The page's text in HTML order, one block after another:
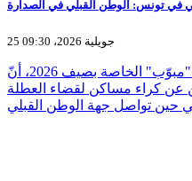
في تونس: الوطن القبلي في الصدارة
25 جويلية 2026، 09:30
أظهرت بيانات منصّة العقارات "مبوّب" الخاصة بصيف 2026، أنّ
عن كراء مساكن لقضاء العطلة